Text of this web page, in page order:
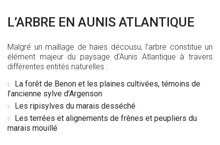
L’ARBRE EN AUNIS ATLANTIQUE
Malgré un maillage de haies décousu, l’arbre constitue un
élément majeur du paysage d’Aunis Atlantique à travers
différentes entités naturelles :
La forêt de Benon et les plaines cultivées, témoins de
l’ancienne sylve d’Argenson
Les ripisylves du marais desséché
Les terrées et alignements de frênes et peupliers du
marais mouillé